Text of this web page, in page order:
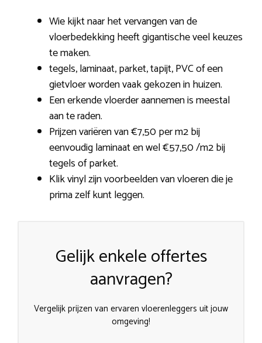
Wie kijkt naar het vervangen van de
vloerbedekking heeft gigantische veel keuzes
te maken.
tegels, laminaat, parket, tapijt, PVC of een
gietvloer worden vaak gekozen in huizen.
Een erkende vloerder aannemen is meestal
aan te raden.
Prijzen variëren van €7,50 per m2 bij
eenvoudig laminaat en wel €57,50 /m2 bij
tegels of parket.
Klik vinyl zijn voorbeelden van vloeren die je
prima zelf kunt leggen.
Gelijk enkele offertes
aanvragen?
Vergelijk prijzen van ervaren vloerenleggers uit jouw
omgeving!